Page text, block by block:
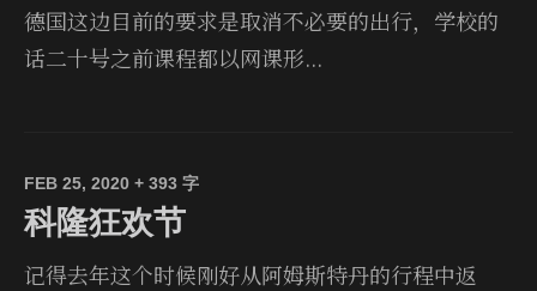
德国这边目前的要求是取消不必要的出行，学校的
话二十号之前课程都以网课形...
FEB 25, 2020 + 393 字
科隆狂欢节
记得去年这个时候刚好从阿姆斯特丹的行程中返